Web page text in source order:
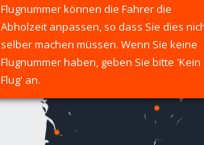
Flugnummer können die Fahrer die
Abholzeit anpassen, so dass Sie dies
selber machen müssen. Wenn Sie keine
Flugnummer haben, geben Sie bitte 'Kein
Flug' an.